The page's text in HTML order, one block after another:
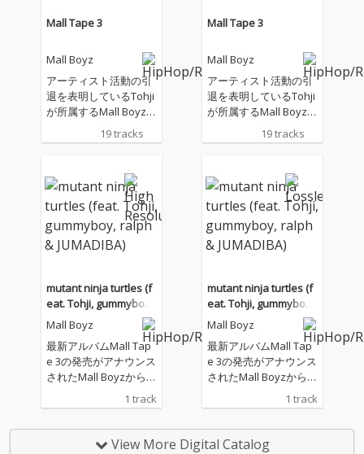
Mall Tape 3
Mall Boyz
アーティスト活動の引
退を表明しているTohji
が所属するMall Boyzが
「Mall Tape 3」をリリ
ース
19 tracks
Mall Tape 3
Mall Boyz
アーティスト活動の引
退を表明しているTohji
が所属するMall Boyzが
「Mall Tape 3」をリリ
ース
19 tracks
mutant ninja turtles (f
eat. Tohji, gummyboy,
ralph & JUMADIBA)
Mall Boyz
最新アルバムMall Tap
e 3の発売がアナウンス
されたMall Boyzから盟
るralphとJUMADIBAを
1 track
mutant ninja turtles (f
eat. Tohji, gummyboy,
ralph & JUMADIBA)
Mall Boyz
最新アルバムMall Tap
e 3の発売がアナウンス
されたMall Boyzから盟
友ながら初の共演とな
るralphとJUMADIBAを
1 track
View More Digital Catalog